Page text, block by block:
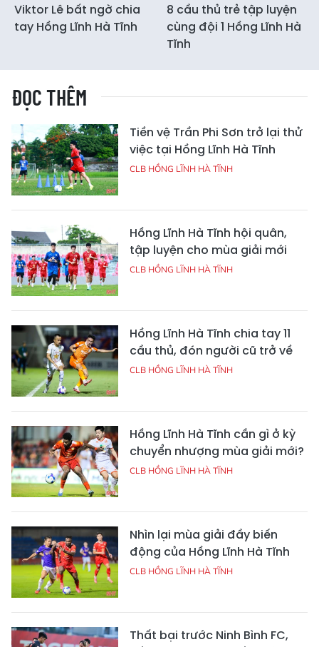
Viktor Lê bất ngờ chia
tay Hồng Lĩnh Hà Tĩnh
8 cầu thủ trẻ tập luyện
cùng đội 1 Hồng Lĩnh Hà
Tĩnh
ĐỌC THÊM
Tiền vệ Trần Phi Sơn trở lại thử
việc tại Hồng Lĩnh Hà Tĩnh
CLB HỒNG LĨNH HÀ TĨNH
Hồng Lĩnh Hà Tĩnh hội quân,
tập luyện cho mùa giải mới
CLB HỒNG LĨNH HÀ TĨNH
Hồng Lĩnh Hà Tĩnh chia tay 11
cầu thủ, đón người cũ trở về
CLB HỒNG LĨNH HÀ TĨNH
Hồng Lĩnh Hà Tĩnh cần gì ở kỳ
chuyển nhượng mùa giải mới?
CLB HỒNG LĨNH HÀ TĨNH
Nhìn lại mùa giải đầy biến
động của Hồng Lĩnh Hà Tĩnh
CLB HỒNG LĨNH HÀ TĨNH
Thất bại trước Ninh Bình FC,